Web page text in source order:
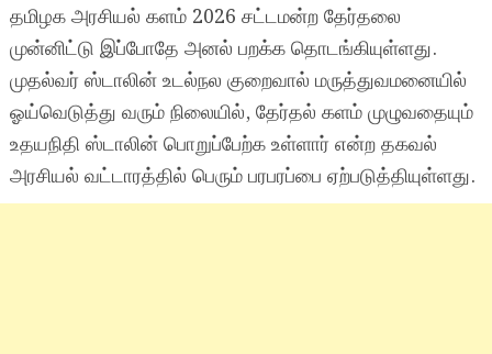
தமிழக அரசியல் களம் 2026 சட்டமன்ற தேர்தலை
முன்னிட்டு இப்போதே அனல் பறக்க தொடங்கியுள்ளது.
முதல்வர் ஸ்டாலின் உடல்நல குறைவால் மருத்துவமனையில்
ஓய்வெடுத்து வரும் நிலையில், தேர்தல் களம் முழுவதையும்
உதயநிதி ஸ்டாலின் பொறுப்பேற்க உள்ளார் என்ற தகவல்
அரசியல் வட்டாரத்தில் பெரும் பரபரப்பை ஏற்படுத்தியுள்ளது.